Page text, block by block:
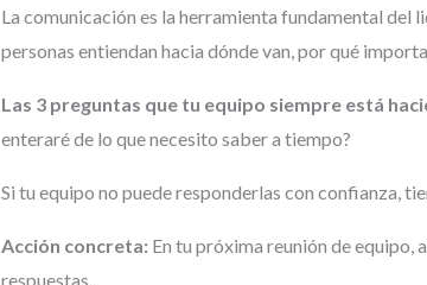
La comunicación es la herramienta fundamental del
personas entiendan hacia dónde van, por qué
Las 3 preguntas que tu equipo siempre está
enteraré de lo que necesito saber a tiempo?
Si tu equipo no puede responderlas con confianza,
Acción concreta: En tu próxima reunión de equipo,
respuestas.